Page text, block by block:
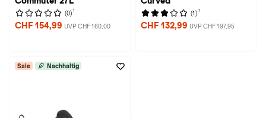
(0) 1
CHF 154,99 UVP CHF 160,00
(1) 1
CHF 132,99 UVP CHF 197,95
Sale Nachhaltig